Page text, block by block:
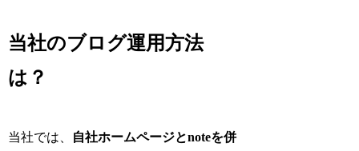
当社のブログ運用方法
は？
当社では、
自社ホームページとnoteを併